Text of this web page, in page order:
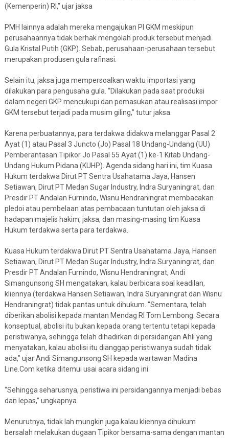
(Kemenperin) RI,” ujar jaksa
PMH lainnya adalah mereka mengajukan PI GKM meskipun
perusahaannya tidak berhak mengolah produk tersebut menjadi
Gula Kristal Putih (GKP). Sebab, perusahaan-perusahaan tersebut
merupakan produsen gula rafinasi.
Selain itu, jaksa juga mempersoalkan waktu importasi yang
dilakukan para pengusaha gula. “Dilakukan pada saat produksi
dalam negeri GKP mencukupi dan pemasukan atau realisasi impor
GKM tersebut terjadi pada musim giling,” tutur jaksa.
Karena perbuatannya, para terdakwa didakwa melanggar Pasal 2
Ayat (1) atau Pasal 3 Juncto (Jo) Pasal 18 Undang-Undang (UU)
Pemberantasan Tipikor Jo Pasal 55 Ayat (1) ke-1 Kitab Undang-
Undang Hukum Pidana (KUHP). Agenda sidang hari ini, tim Kuasa
Hukum terdakwa Dirut PT Sentra Usahatama Jaya, Hansen
Setiawan, Dirut PT Medan Sugar Industry, Indra Suryaningrat, dan
Presdir PT Andalan Furnindo, Wisnu Hendraningrat membacakan
pledoi atau pembelaan atas pembacaan tuntutan oleh jaksa di
hadapan majelis hakim, jaksa, dan masing-masing tim Kuasa
Hukum terdakwa serta para terdakwa.
Kuasa Hukum terdakwa Dirut PT Sentra Usahatama Jaya, Hansen
Setiawan, Dirut PT Medan Sugar Industry, Indra Suryaningrat, dan
Presdir PT Andalan Furnindo, Wisnu Hendraningrat, Andi
Simangunsong SH mengatakan, kalau berbicara soal keadilan,
kliennya (terdakwa Hansen Setiawan, Indra Suryaningrat dan Wisnu
Hendraningrat) tidak pantas untuk dihukum. “Sementara, telah
diberikan abolisi kepada mantan Mendag RI Tom Lembong. Secara
konseptual, abolisi itu bukan kepada orang tertentu tetapi kepada
peristiwanya, sehingga telah dihadirkan di persidangan Ahli yang
menyatakan, kalau abolisi itu dianggap peristiwanya sudah tidak
ada,” ujar Andi Simangunsong SH kepada wartawan Madina
Line.Com ketika ditemui usai acara sidang ini.
“Sehingga seharusnya, peristiwa ini persidangannya menjadi bebas
dan lepas,” ungkapnya.
Menurutnya, tidak lah mungkin juga kalau kliennya dihukum
bersalah melakukan dugaan Tipikor bersama-sama dengan mantan